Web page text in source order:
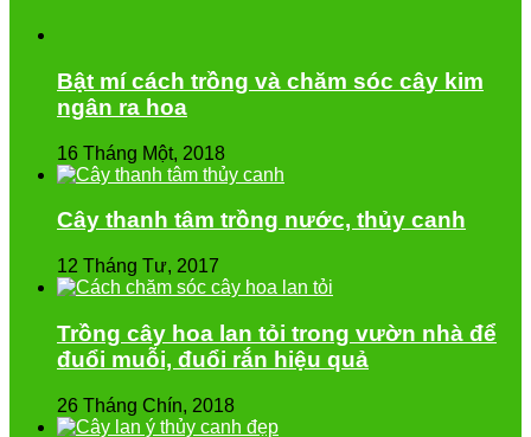
Bật mí cách trồng và chăm sóc cây kim
ngân ra hoa
16 Tháng Một, 2018
Cây thanh tâm trồng nước, thủy canh
12 Tháng Tư, 2017
Trồng cây hoa lan tỏi trong vườn nhà để
đuổi muỗi, đuổi rắn hiệu quả
26 Tháng Chín, 2018